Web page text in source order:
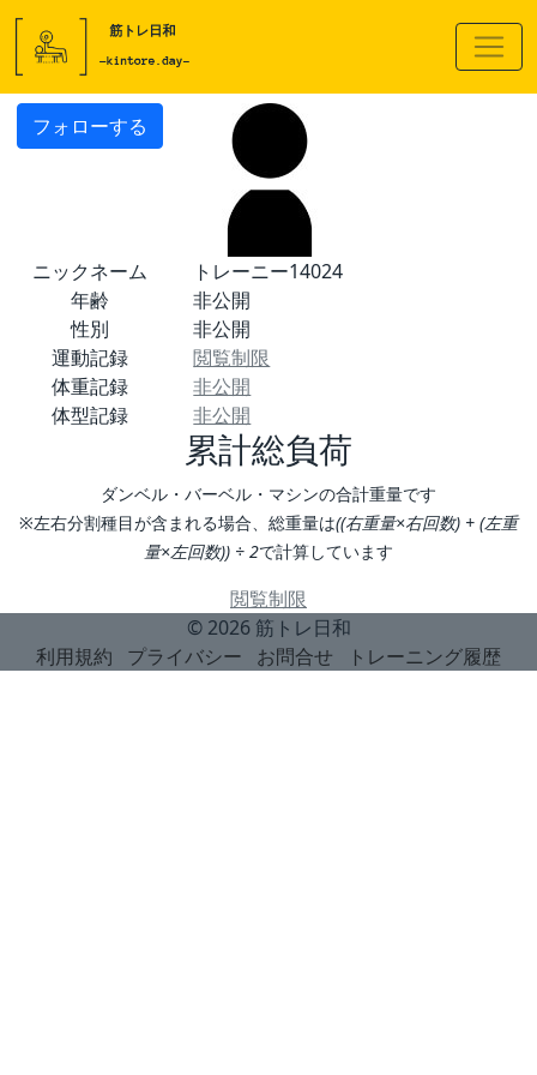
フォローする
ニックネーム
トレーニー14024
年齢
非公開
性別
非公開
運動記録
閲覧制限
体重記録
非公開
体型記録
非公開
累計総負荷
ダンベル・バーベル・マシンの合計重量です
※左右分割種目が含まれる場合、総重量は((右重量×右回数) + (左重
量×左回数)) ÷ 2で計算しています
閲覧制限
© 2026 筋トレ日和
利用規約
プライバシー お問合せ トレーニング履歴